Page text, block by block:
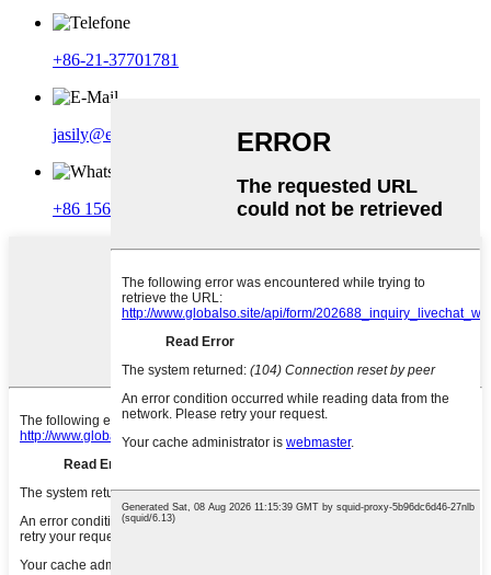
+86-21-37701781
jasily@eugeng.com
+86 15601877627